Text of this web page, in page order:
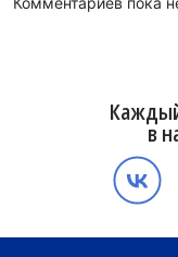
в